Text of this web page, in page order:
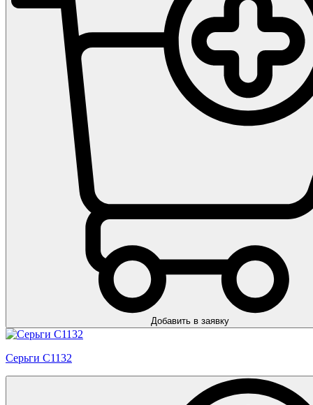
Добавить в заявку
Серьги С1132